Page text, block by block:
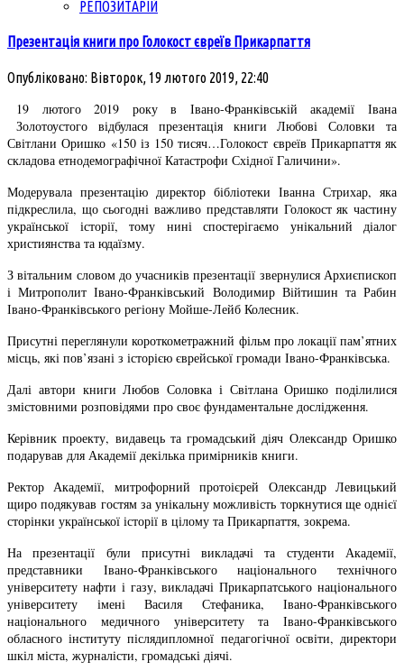
РЕПОЗИТАРІЙ
Презентація книги про Голокост євреїв Прикарпаття
Опубліковано: Вівторок, 19 лютого 2019, 22:40
19 лютого 2019 року в Івано-Франківській академії Івана
Золотоустого відбулася презентація книги Любові Соловки та
Світлани Оришко «150 із 150 тисяч…Голокост євреїв Прикарпаття як
складова етнодемографічної Катастрофи Східної Галичини».
Модерувала презентацію директор бібліотеки Іванна Стрихар, яка
підкреслила, що сьогодні важливо представляти Голокост як частину
української історії, тому нині спостерігаємо унікальний діалог
християнства та юдаїзму.
З вітальним словом до учасників презентації звернулися Архиєпископ
і Митрополит Івано-Франківський Володимир Війтишин та Рабин
Івано-Франківського регіону Мойше-Лейб Колесник.
Присутні переглянули короткометражний фільм про локації пам’ятних
місць, які пов’язані з історією єврейської громади Івано-Франківська.
Далі автори книги Любов Соловка і Світлана Оришко поділилися
змістовними розповідями про своє фундаментальне дослідження.
Керівник проекту, видавець та громадський діяч Олександр Оришко
подарував для Академії декілька примірників книги.
Ректор Академії, митрофорний протоієрей Олександр Левицький
щиро подякував гостям за унікальну можливість торкнутися ще однієї
сторінки української історії в цілому та Прикарпаття, зокрема.
На презентації були присутні викладачі та студенти Академії,
представники Івано-Франківського національного технічного
університету нафти і газу, викладачі Прикарпатського національного
університету імені Василя Стефаника, Івано-Франківського
національного медичного університету та Івано-Франківського
обласного інституту післядипломної педагогічної освіти, директори
шкіл міста, журналісти, громадські діячі.